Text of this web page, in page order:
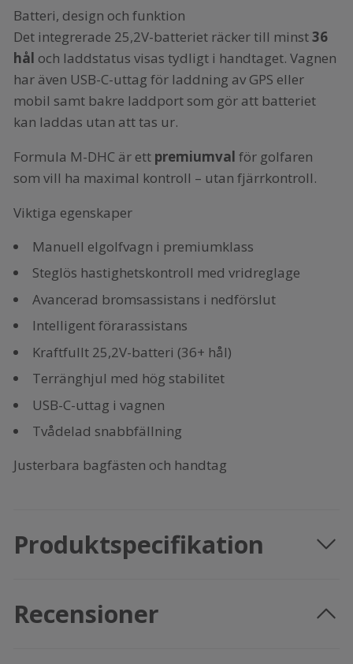
Batteri, design och funktion
Det integrerade 25,2V-batteriet räcker till minst36
hål och laddstatus visas tydligt i handtaget. Vagnen
har även USB-C-uttag för laddning av GPS eller
mobil samt bakre laddport som gör att batteriet
kan laddas utan att tas ur.
Formula M-DHC är ett premiumval för golfaren
som vill ha maximal kontroll – utan fjärrkontroll.
Viktiga egenskaper
Manuell elgolfvagn i premiumklass
Steglös hastighetskontroll med vridreglage
Avancerad bromsassistans i nedförslut
Intelligent förarassistans
Kraftfullt 25,2V-batteri (36+ hål)
Terränghjul med hög stabilitet
USB-C-uttag i vagnen
Tvådelad snabbfällning
Justerbara bagfästen och handtag
Produktspecifikation
Recensioner